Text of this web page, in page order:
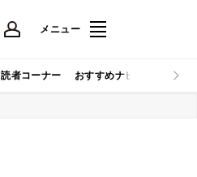
メニュー
読者コーナー おすすめナビ マイナビ